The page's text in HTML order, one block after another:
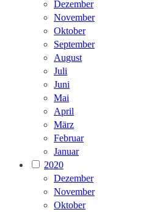
Dezember
November
Oktober
September
August
Juli
Juni
Mai
April
März
Februar
Januar
2020
Dezember
November
Oktober